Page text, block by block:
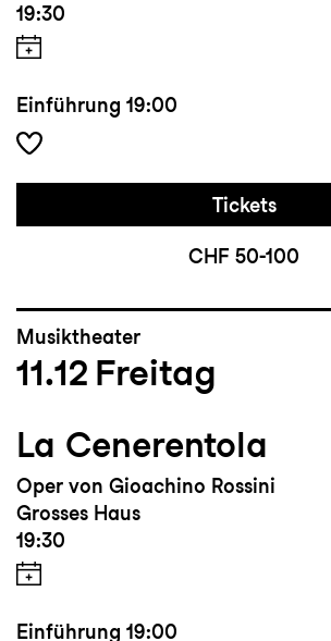
19:30
Einführung 19:00
Tickets
CHF 50-100
Musiktheater
11.12 Freitag
La Cenerentola
Oper von Gioachino Rossini
Grosses Haus
19:30
Einführung 19:00